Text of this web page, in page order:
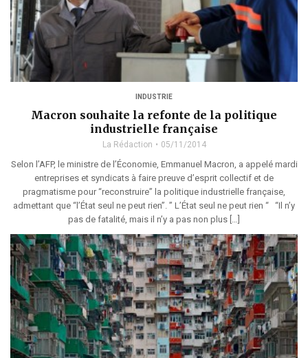
INDUSTRIE
Macron souhaite la refonte de la politique
industrielle française
La Rédaction 05/11/2014
Selon l’AFP, le ministre de l’Économie, Emmanuel Macron, a appelé mardi
entreprises et syndicats à faire preuve d’esprit collectif et de
pragmatisme pour “reconstruire” la politique industrielle française,
admettant que “l’État seul ne peut rien”. ” L’État seul ne peut rien “ “Il n’y
pas de fatalité, mais il n’y a pas non plus […]